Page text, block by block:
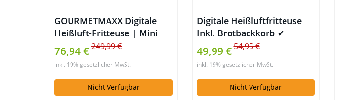
GOURMETMAXX Digitale
Heißluft-Fritteuse | Mini
Backofen mit Umluft |
Friteuse ohne Öl | 9 Liter |
1800 Watt Fritöse
76,94 € 249,99 €
inkl. 19% gesetzlicher MwSt.
Nicht Verfügbar
Digitale Heißluftfritteuse
Inkl. Brotbackkorb ✓
Rezeptheft ✓ Grillrost ✓
Cool-Touch-Technologie ✓
3,5 Liter ✓ 1500 Watt ✓
XXL-Garraum ✓ 8in1 ✓-
Heissluft Fritteuse
49,99 €54,95 €
inkl. 19% gesetzlicher MwSt.
Nicht Verfügbar